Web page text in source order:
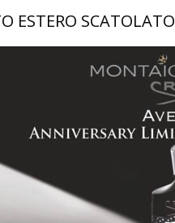
ESTERO SCATOLATO